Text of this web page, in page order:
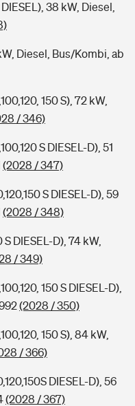
38 kW, Diesel,
Diesel, Bus/Kombi, ab
150 S), 72 kW,
/ 346)
S DIESEL-D), 51
(2028 / 347)
S DIESEL-D), 59
(2028 / 348)
DIESEL-D), 74 kW,
/ 349)
150 S DIESEL-D),
(2028 / 350)
150 S), 84 kW,
/ 366)
DIESEL-D), 56
(2028 / 367)